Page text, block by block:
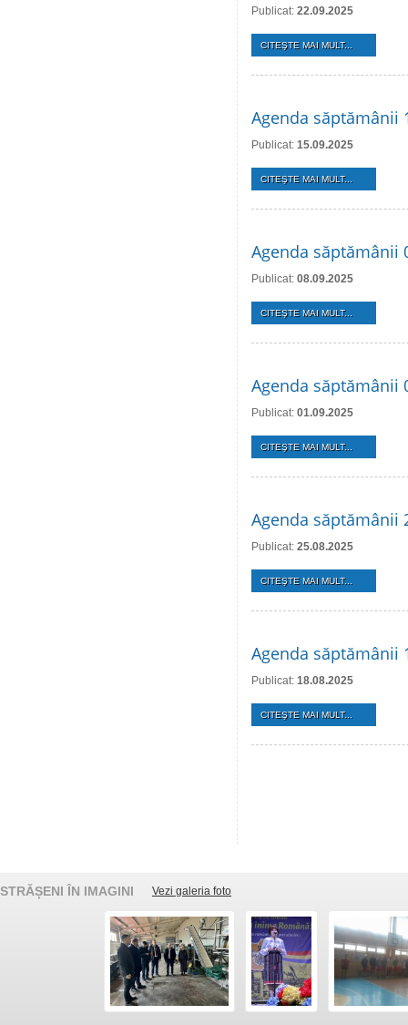
Publicat: 22.09.2025
CITEŞTE MAI MULT...
Agenda săptămânii
Publicat: 15.09.2025
CITEŞTE MAI MULT...
Agenda săptămânii
Publicat: 08.09.2025
CITEŞTE MAI MULT...
Agenda săptămânii
Publicat: 01.09.2025
CITEŞTE MAI MULT...
Agenda săptămânii
Publicat: 25.08.2025
CITEŞTE MAI MULT...
Agenda săptămânii
Publicat: 18.08.2025
CITEŞTE MAI MULT...
STRĂȘENI ÎN IMAGINI Vezi galeria foto